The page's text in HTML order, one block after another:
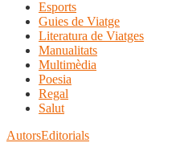
Esports
Guies de Viatge
Literatura de Viatges
Manualitats
Multimèdia
Poesia
Regal
Salut
AutorsEditorials